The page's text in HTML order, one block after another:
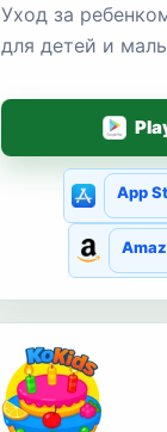
Уход за
для детей и
App